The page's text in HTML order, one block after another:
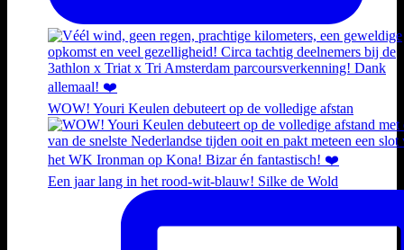
WOW! Youri Keulen debuteert op de volledige afstan
Een jaar lang in het rood-wit-blauw! Silke de Wold